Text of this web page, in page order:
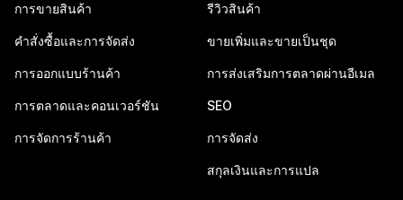
การขายสินค้า
คำสั่งซื้อและการจัดส่ง
การออกแบบร้านค้า
การตลาดและคอนเวอร์ชัน
การจัดการร้านค้า
รีวิวสินค้า
ขายเพิ่มและขายเป็นชุด
การส่งเสริมการตลาดผ่านอีเมล
SEO
การจัดส่ง
สกุลเงินและการแปล